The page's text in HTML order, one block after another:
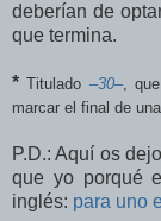
deberían de
que termina.
* Titulado –30–,
marcar el final de
P.D.: Aquí os
que yo porqué
inglés: para uno